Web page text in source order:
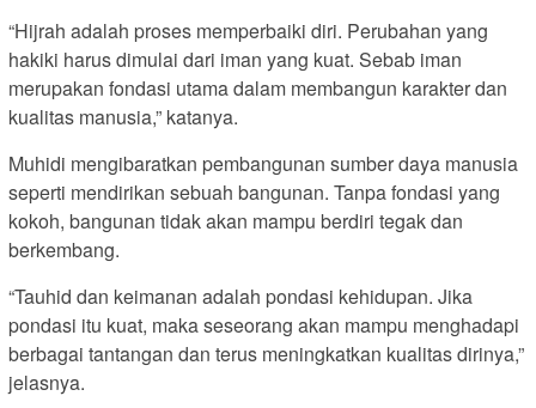
“Hijrah adalah proses memperbaiki diri. Perubahan yang
hakiki harus dimulai dari iman yang kuat. Sebab iman
merupakan fondasi utama dalam membangun karakter dan
kualitas manusia,” katanya.
Muhidi mengibaratkan pembangunan sumber daya manusia
seperti mendirikan sebuah bangunan. Tanpa fondasi yang
kokoh, bangunan tidak akan mampu berdiri tegak dan
berkembang.
“Tauhid dan keimanan adalah pondasi kehidupan. Jika
pondasi itu kuat, maka seseorang akan mampu menghadapi
berbagai tantangan dan terus meningkatkan kualitas dirinya,”
jelasnya.